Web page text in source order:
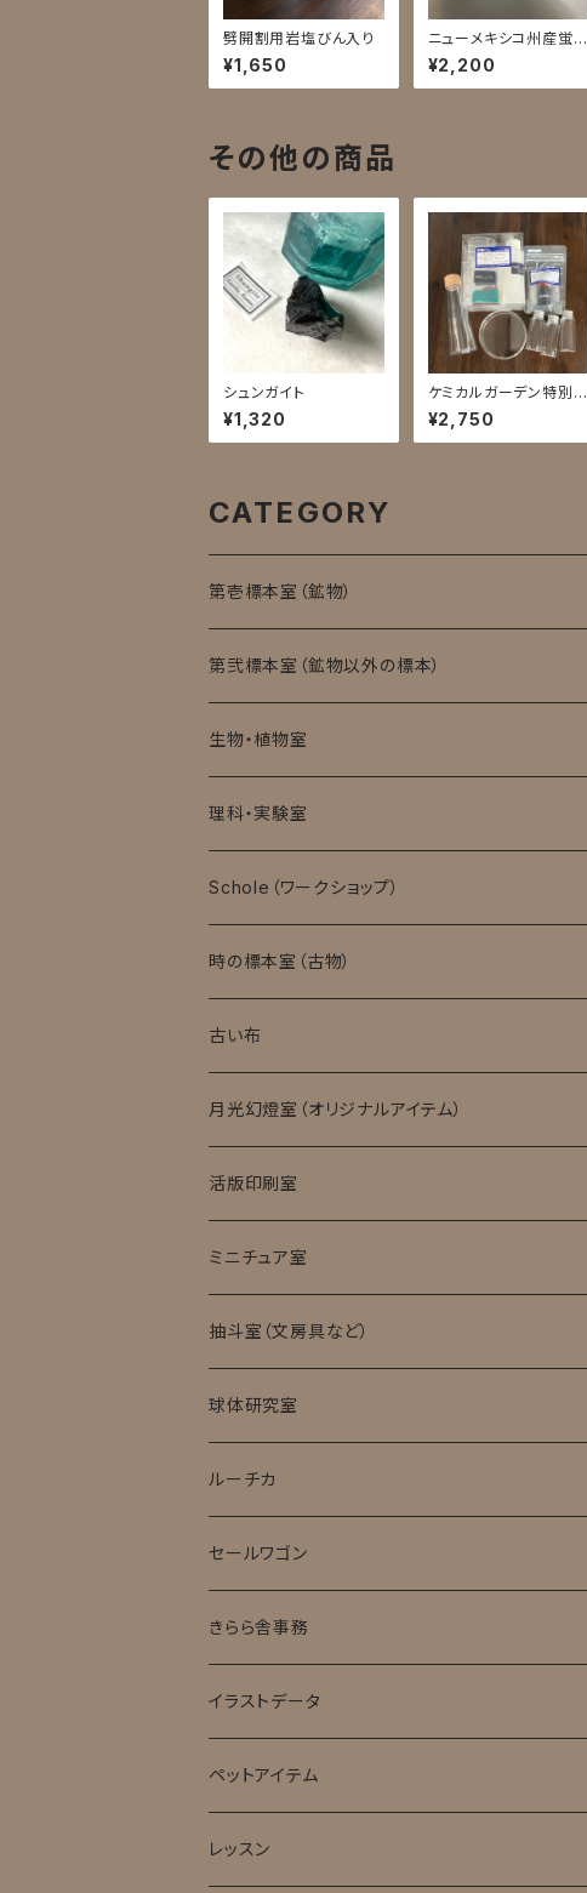
劈開割用岩塩びん入り
¥1,650
ニューメキシコ州産蛍
石5B
¥2,200
その他の商品
シュンガイト
¥1,320
ケミカルガーデン特別セ
ット
¥2,750
CATEGORY
第壱標本室（鉱物）
第弐標本室（鉱物以外の標本）
生物・植物室
理科・実験室
モバイル顕微鏡
実験消耗品
キット・完成品
Schole（ワークショップ）
時の標本室（古物）
ローマングラス
古い布
月光幻燈室（オリジナルアイテム）
活版印刷室
ミニチュア室
ミニチュア試験管入標本
抽斗室（文房具など）
球体研究室
ルーチカ
セールワゴン
きらら舎事務
イラストデータ
ペットアイテム
レッスン